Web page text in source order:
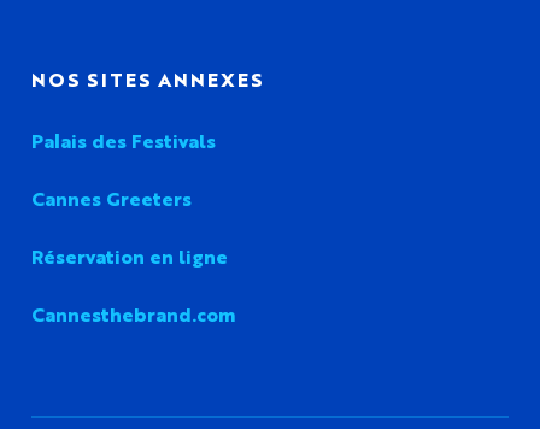
NOS SITES ANNEXES
Palais des Festivals
Cannes Greeters
Réservation en ligne
Cannesthebrand.com